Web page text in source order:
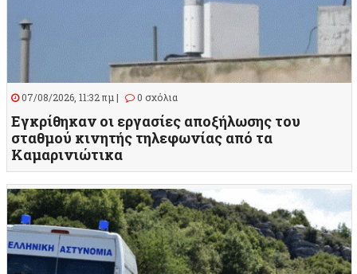
07/08/2026, 11:32 πμ | 0 σχόλια
Εγκρίθηκαν οι εργασίες αποξήλωσης του
σταθμού κινητής τηλεφωνίας από τα
Καμαρινιώτικα